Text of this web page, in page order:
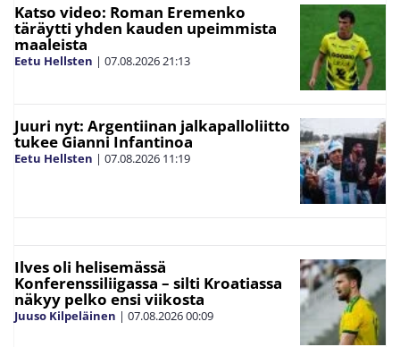
Katso video: Roman Eremenko
täräytti yhden kauden upeimmista
maaleista
Eetu Hellsten | 07.08.202621:13
Juuri nyt: Argentiinan jalkapalloliitto
tukee Gianni Infantinoa
Eetu Hellsten | 07.08.2026 11:19
Ilves oli helisemässä
Konferenssiliigassa – silti Kroatiassa
näkyy pelko ensi viikosta
Juuso Kilpeläinen | 07.08.202600:09